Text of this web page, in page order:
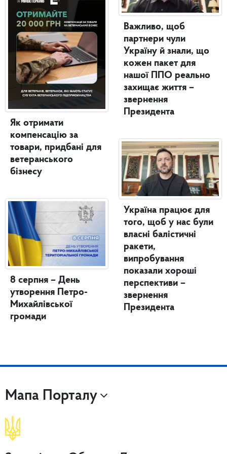
Як отримати
компенсацію за
товари, придбані для
ветеранського
бізнесу
8 серпня – День
утворення Петро-
Михайлівської
громади
Важливо, щоб
партнери чули
Україну й знали, що
кожен пакет для
нашої ППО реально
захищає життя –
звернення
Президента
Україна працює для
того, щоб у нас були
власні балістичні
ракети,
випробування
показали хороші
перспективи –
звернення
Президента
Мапа Порталу